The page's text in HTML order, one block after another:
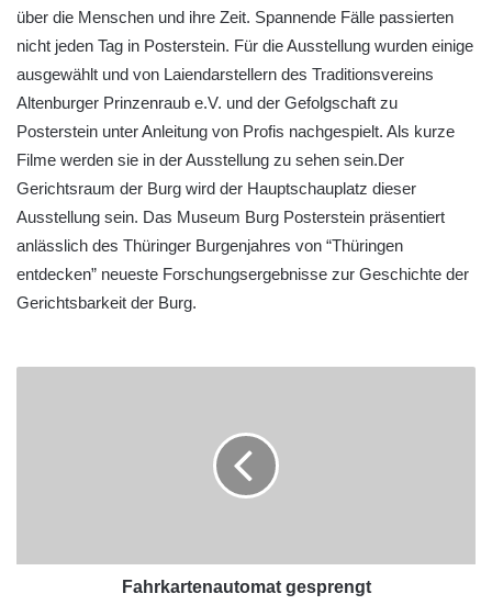
über die Menschen und ihre Zeit. Spannende Fälle passierten
nicht jeden Tag in Posterstein. Für die Ausstellung wurden einige
ausgewählt und von Laiendarstellern des Traditionsvereins
Altenburger Prinzenraub e.V. und der Gefolgschaft zu
Posterstein unter Anleitung von Profis nachgespielt. Als kurze
Filme werden sie in der Ausstellung zu sehen sein.Der
Gerichtsraum der Burg wird der Hauptschauplatz dieser
Ausstellung sein. Das Museum Burg Posterstein präsentiert
anlässlich des Thüringer Burgenjahres von “Thüringen
entdecken” neueste Forschungsergebnisse zur Geschichte der
Gerichtsbarkeit der Burg.
Fahrkartenautomat gesprengt